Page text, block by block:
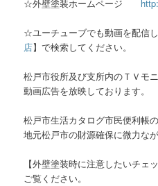
☆外壁塗装ホームページ
☆ユーチューブでも動画を配信
店】で検索してください。
松戸市役所及び支所内のＴＶモ
動画広告を放映しております。
松戸市生活カタログ市民便利帳
地元松戸市の財源確保に微力な
【外壁塗装時に注意したいチェ
ご覧ください。